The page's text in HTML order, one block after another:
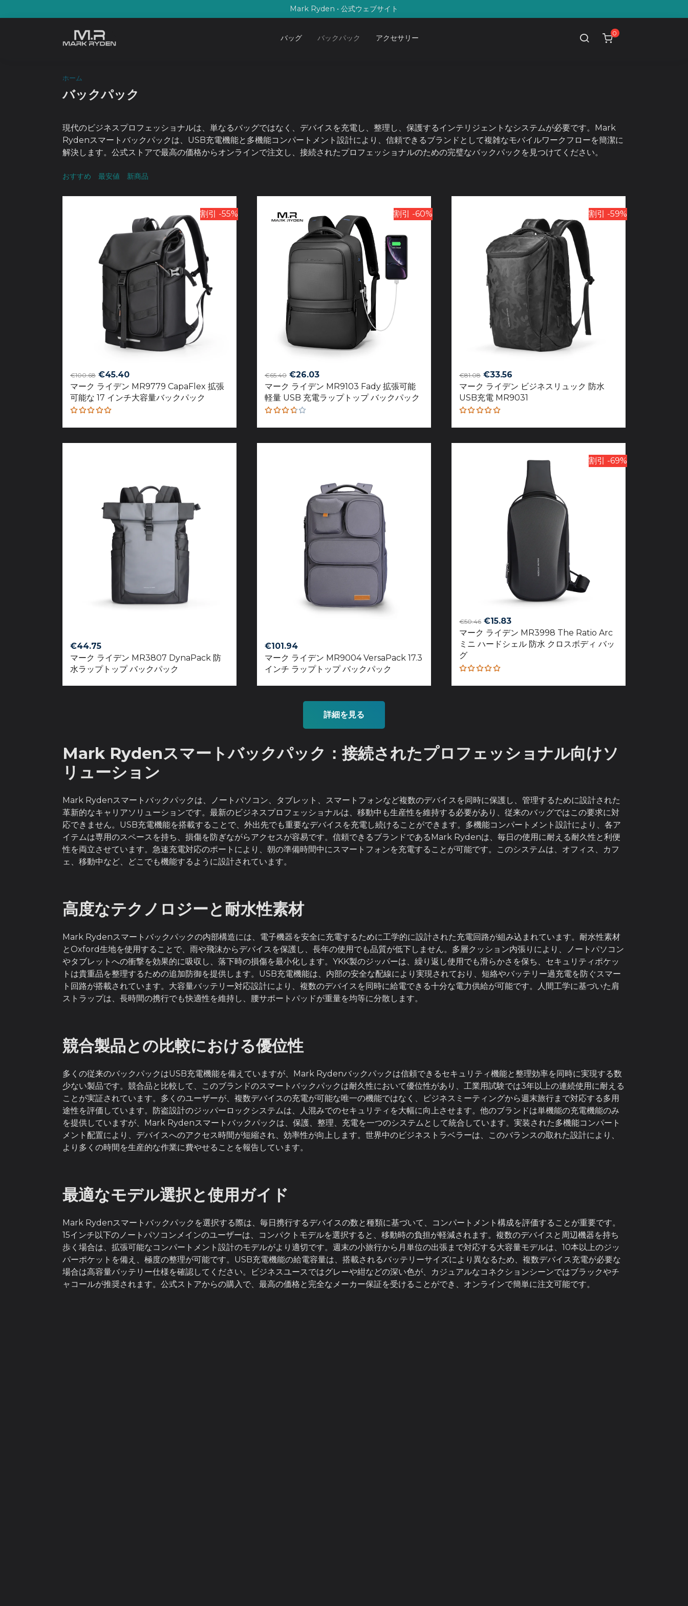
to
Mark Ryden • 公式ウェブサイト
バッグ バックパック アクセサリー
0
ホーム
バックパック
現代のビジネスプロフェッショナルは、単なるバッグではなく、デバイスを充電し、整理し、保護するインテリジェントなシステムが必要です。Mark
Rydenスマートバックパックは、USB充電機能と多機能コンパートメント設計により、信頼できるブランドとして複雑なモバイルワークフローを簡潔に
解決します。公式ストアで最高の価格からオンラインで注文し、接続されたプロフェッショナルのための完璧なバックパックを見つけてください。
おすすめ 最安値 新商品
割引 -55%
€100.68 Original
price
was:
€100.68.
€45.40Current
price
is:
マーク ライデン MR9779 CapaFlex 拡張
可能な 17 インチ大容量バックパック
Rated
of 5
割引 -60%
€65.40 Original
price
was:
€65.40.
€26.03Current
price
is:
マーク ライデン MR9103 Fady 拡張可能
軽量 USB 充電ラップトップ バックパック
Rated
out of
割引 -59%
€81.08 Original
price
was:
€81.08.
€33.56Current
price
is:
マーク ライデン ビジネスリュック 防水
USB充電 MR9031
Rated
of 5
€44.75
マーク ライデン MR3807 DynaPack 防
水ラップトップ バックパック
€101.94
マーク ライデン MR9004 VersaPack 17.3
インチ ラップトップ バックパック
割引 -69%
€50.46 Original
price
was:
€15.83Current
price
is:
マーク ライデン MR3998 The Ratio Arc
ミニ ハードシェル 防水 クロスボディ バッ
グ
Rated
詳細を見る
Mark Rydenスマートバックパック：接続されたプロフェッショナル向けソ
リューション
Mark Rydenスマートバックパックは、ノートパソコン、タブレット、スマートフォンなど複数のデバイスを同時に保護し、管理するために設計された
革新的なキャリアソリューションです。最新のビジネスプロフェッショナルは、移動中も生産性を維持する必要があり、従来のバッグではこの要求に対
応できません。USB充電機能を搭載することで、外出先でも重要なデバイスを充電し続けることができます。多機能コンパートメント設計により、各ア
イテムは専用のスペースを持ち、損傷を防ぎながらアクセスが容易です。信頼できるブランドであるMark Rydenは、毎日の使用に耐える耐久性と利便
性を両立させています。急速充電対応のポートにより、朝の準備時間中にスマートフォンを充電することが可能です。このシステムは、オフィス、カフ
ェ、移動中など、どこでも機能するように設計されています。
高度なテクノロジーと耐水性素材
Mark Rydenスマートバックパックの内部構造には、電子機器を安全に充電するために工学的に設計された充電回路が組み込まれています。耐水性素材
とOxford生地を使用することで、雨や飛沫からデバイスを保護し、長年の使用でも品質が低下しません。多層クッション内張りにより、ノートパソコン
やタブレットへの衝撃を効果的に吸収し、落下時の損傷を最小化します。YKK製のジッパーは、繰り返し使用でも滑らかさを保ち、セキュリティポケッ
トは貴重品を整理するための追加防御を提供します。USB充電機能は、内部の安全な配線により実現されており、短絡やバッテリー過充電を防ぐスマー
ト回路が搭載されています。大容量バッテリー対応設計により、複数のデバイスを同時に給電できる十分な電力供給が可能です。人間工学に基づいた肩
ストラップは、長時間の携行でも快適性を維持し、腰サポートパッドが重量を均等に分散します。
競合製品との比較における優位性
多くの従来のバックパックはUSB充電機能を備えていますが、Mark Rydenバックパックは信頼できるセキュリティ機能と整理効率を同時に実現する数
少ない製品です。競合品と比較して、このブランドのスマートバックパックは耐久性において優位性があり、工業用試験では3年以上の連続使用に耐える
ことが実証されています。多くのユーザーが、複数デバイスの充電が可能な唯一の機能ではなく、ビジネスミーティングから週末旅行まで対応する多用
途性を評価しています。防盗設計のジッパーロックシステムは、人混みでのセキュリティを大幅に向上させます。他のブランドは単機能の充電機能のみ
を提供していますが、Mark Rydenスマートバックパックは、保護、整理、充電を一つのシステムとして統合しています。実装された多機能コンパート
メント配置により、デバイスへのアクセス時間が短縮され、効率性が向上します。世界中のビジネストラベラーは、このバランスの取れた設計により、
より多くの時間を生産的な作業に費やせることを報告しています。
最適なモデル選択と使用ガイド
Mark Rydenスマートバックパックを選択する際は、毎日携行するデバイスの数と種類に基づいて、コンパートメント構成を評価することが重要です。
15インチ以下のノートパソコンメインのユーザーは、コンパクトモデルを選択すると、移動時の負担が軽減されます。複数のデバイスと周辺機器を持ち
歩く場合は、拡張可能なコンパートメント設計のモデルがより適切です。週末の小旅行から月単位の出張まで対応する大容量モデルは、10本以上のジッ
パーポケットを備え、極度の整理が可能です。USB充電機能の給電容量は、搭載されるバッテリーサイズにより異なるため、複数デバイス充電が必要な
場合は高容量バッテリー仕様を確認してください。ビジネスユースではグレーや紺などの深い色が、カジュアルなコネクションシーンではブラックやチ
ャコールが推奨されます。公式ストアからの購入で、最高の価格と完全なメーカー保証を受けることができ、オンラインで簡単に注文可能です。